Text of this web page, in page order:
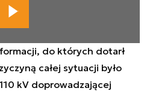
do których dotarł
całej sytuacji było
kV doprowadzającej